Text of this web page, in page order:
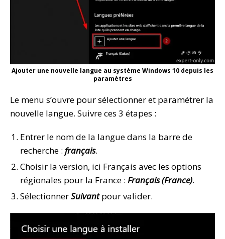
Ajouter une nouvelle langue au système Windows 10 depuis les
paramètres
Le menu s’ouvre pour sélectionner et paramétrer la
nouvelle langue. Suivre ces 3 étapes :
Entrer le nom de la langue dans la barre de
recherche : français.
Choisir la version, ici Français avec les options
régionales pour la France : Français (France).
SélectionnerSuivantpour valider.